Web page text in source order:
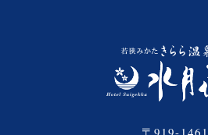
〒919-1461